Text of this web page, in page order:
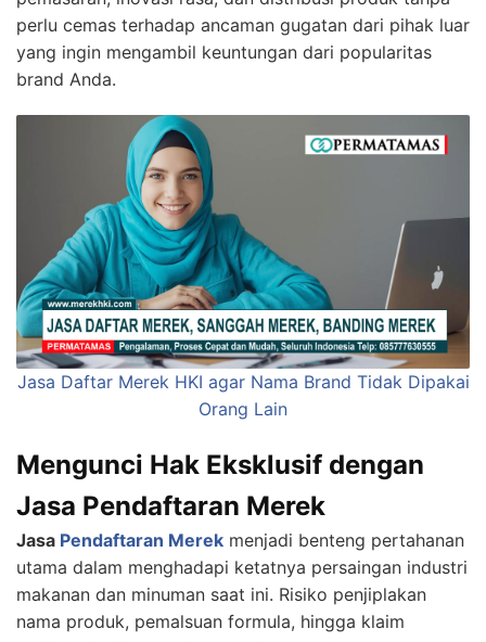
perlu cemas terhadap ancaman gugatan dari pihak luar
yang ingin mengambil keuntungan dari popularitas
brand Anda.
Jasa Daftar Merek HKI agar Nama Brand Tidak Dipakai
Orang Lain
Mengunci Hak Eksklusif dengan
Jasa Pendaftaran Merek
Jasa Pendaftaran Merek menjadi benteng pertahanan
utama dalam menghadapi ketatnya persaingan industri
makanan dan minuman saat ini. Risiko penjiplakan
nama produk, pemalsuan formula, hingga klaim